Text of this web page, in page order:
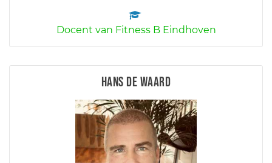
Docent van Fitness B Eindhoven
Hans de Waard